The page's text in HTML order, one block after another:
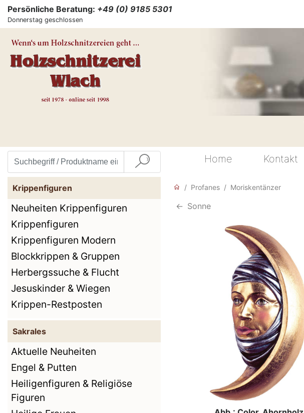
Persönliche Beratung: +49 (0) 9185 5301
Donnerstag geschlossen
Home
Kontakt
Krippenfiguren
Neuheiten Krippenfiguren
Krippenfiguren
Krippenfiguren Modern
Blockkrippen & Gruppen
Herbergssuche & Flucht
Jesuskinder & Wiegen
Krippen-Restposten
Sakrales
Aktuelle Neuheiten
Engel & Putten
Heiligenfiguren & Religiöse
Figuren
Profanes Moriskentänzer
<- Sonne